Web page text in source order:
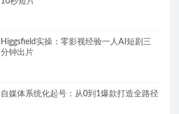
Higgsfield实操：零影视经验一人AI短剧三
分钟出片
自媒体系统化起号：从0到1爆款打造全路径